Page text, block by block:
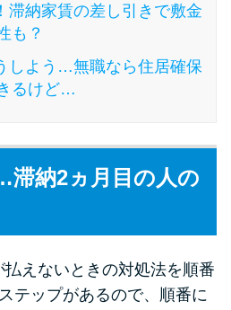
お金を借りるには？年利
テムをカードローンと比
お金を借りる方法があ
滞納家賃の差し引きで敷金
も？
しよう…無職なら住居確保
るけど…
納2ヵ月目の人の
えないときの対処法を順番
テップがあるので、順番に